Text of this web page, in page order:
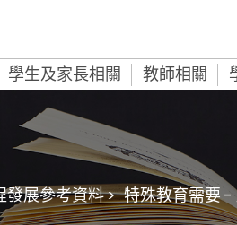
學生及家長相關 教師相關
發展參考資料 > 特殊教育需要 -